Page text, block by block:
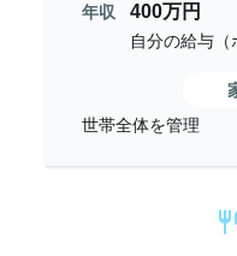
年収 400万円
自分の給与（
世帯全体を管理